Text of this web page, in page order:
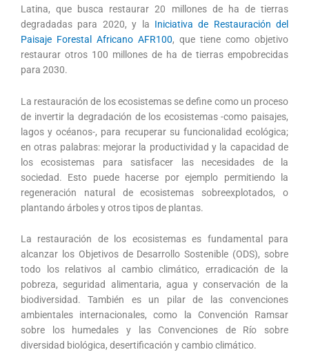
Latina, que busca restaurar 20 millones de ha de tierras
degradadas para 2020, y la Iniciativa de Restauración del
Paisaje Forestal Africano AFR100, que tiene como objetivo
restaurar otros 100 millones de ha de tierras empobrecidas
para 2030.
La restauración de los ecosistemas se define como un proceso
de invertir la degradación de los ecosistemas -como paisajes,
lagos y océanos-, para recuperar su funcionalidad ecológica;
en otras palabras: mejorar la productividad y la capacidad de
los ecosistemas para satisfacer las necesidades de la
sociedad. Esto puede hacerse por ejemplo permitiendo la
regeneración natural de ecosistemas sobreexplotados, o
plantando árboles y otros tipos de plantas.
La restauración de los ecosistemas es fundamental para
alcanzar los Objetivos de Desarrollo Sostenible (ODS), sobre
todo los relativos al cambio climático, erradicación de la
pobreza, seguridad alimentaria, agua y conservación de la
biodiversidad. También es un pilar de las convenciones
ambientales internacionales, como la Convención Ramsar
sobre los humedales y las Convenciones de Río sobre
diversidad biológica, desertificación y cambio climático.